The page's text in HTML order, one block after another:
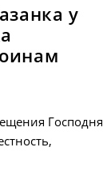
у
Господня